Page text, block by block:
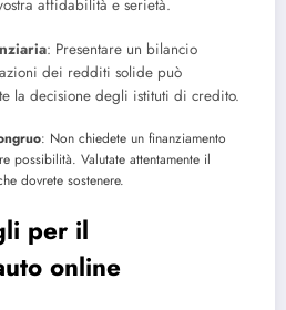
affidabilità e serietà.
: Presentare un bilancio
dei redditi solide può
la decisione degli istituti di credito.
: Non chiedete un finanziamento
possibilità. Valutate attentamente il
dovrete sostenere.
per il
online